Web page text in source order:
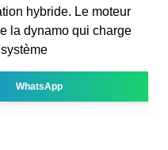
hybride. Le moteur
la dynamo qui charge
WhatsApp